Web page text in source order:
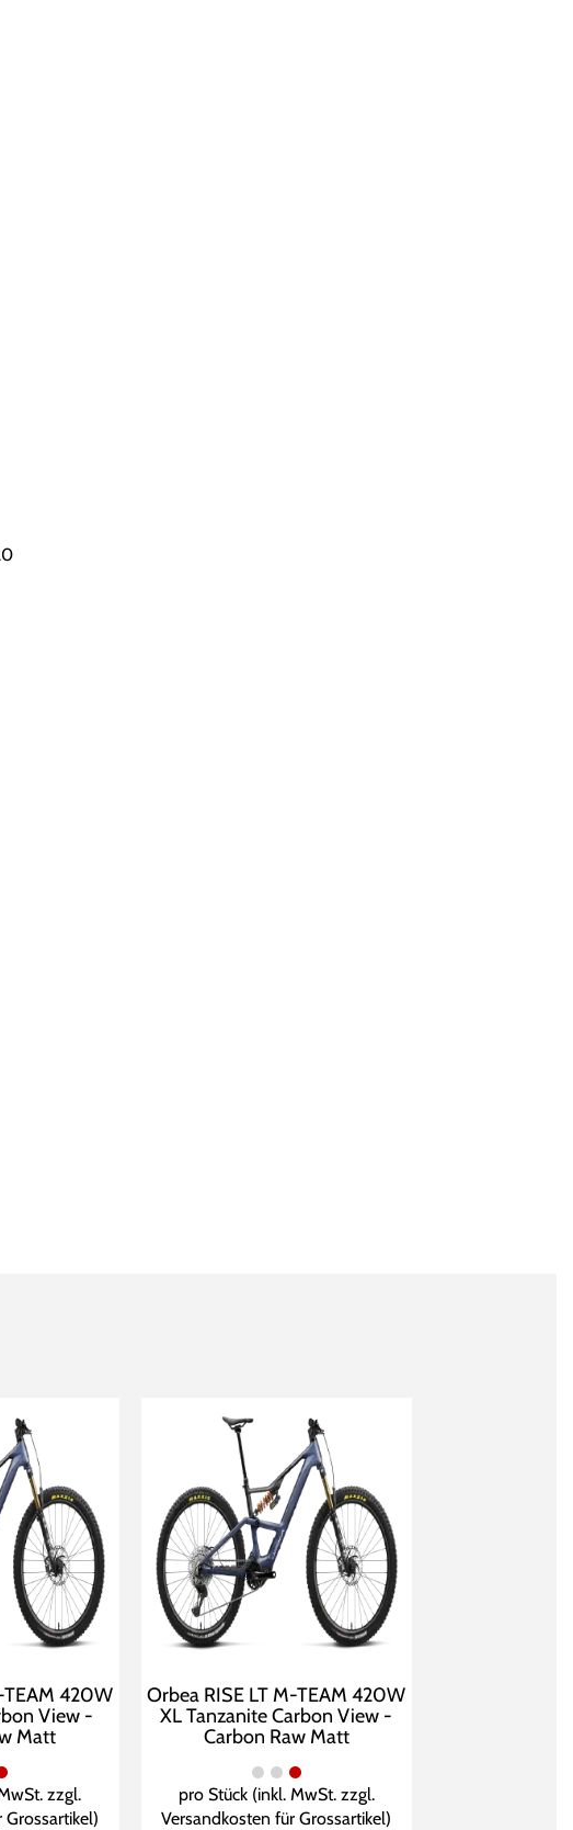
TEAM 420W
View -
Matt
zzgl.
Grossartikel)
Orbea RISE LT M-TEAM 420W
XL Tanzanite Carbon View -
Carbon Raw Matt
pro Stück (inkl. MwSt. zzgl.
Versandkosten für Grossartikel)